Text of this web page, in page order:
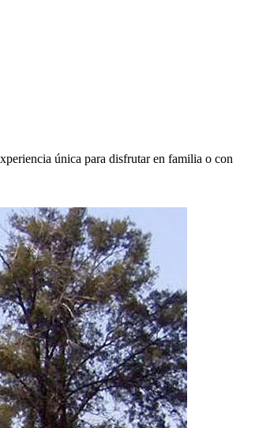
única para disfrutar en familia o con